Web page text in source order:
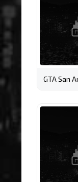
GTA San